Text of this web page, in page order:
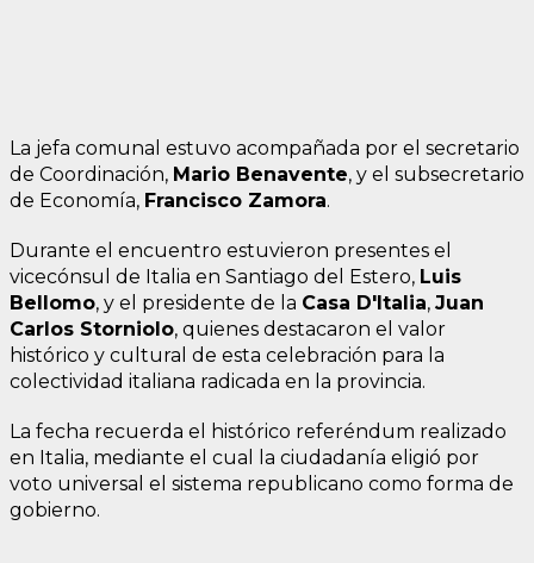
La jefa comunal estuvo acompañada por el secretario
de Coordinación, Mario Benavente, y el subsecretario
de Economía, Francisco Zamora.
Durante el encuentro estuvieron presentes el
vicecónsul de Italia en Santiago del Estero, Luis
Bellomo, y el presidente de la Casa D'Italia, Juan
Carlos Storniolo, quienes destacaron el valor
histórico y cultural de esta celebración para la
colectividad italiana radicada en la provincia.
La fecha recuerda el histórico referéndum realizado
en Italia, mediante el cual la ciudadanía eligió por
voto universal el sistema republicano como forma de
gobierno.